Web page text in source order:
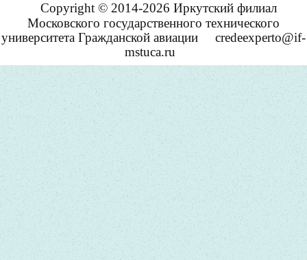
Copyright © 2014-2026 Иркутский филиал
Московского государственного технического
университета Гражданской авиации
credeexperto@if-
mstuca.ru